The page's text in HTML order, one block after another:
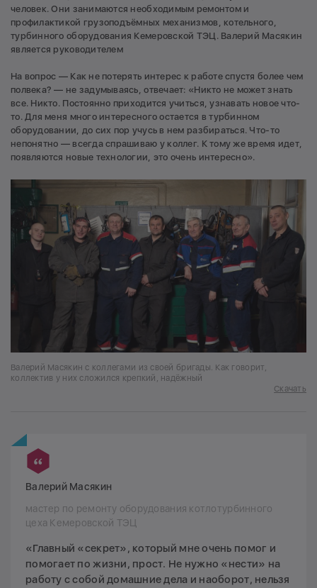
человек. Они занимаются необходимым ремонтом и
профилактикой грузоподъёмных механизмов, котельного,
турбинного оборудования Кемеровской ТЭЦ. Валерий Масякин
является руководителем
На вопрос — Как не потерять интерес к работе спустя более чем
полвека? — не задумываясь, отвечает: «Никто не может знать
все. Никто. Постоянно приходится учиться, узнавать новое что-
то. Для меня много интересного остается в турбинном
оборудовании, до сих пор учусь в нем разбираться. Что-то
непонятно — всегда спрашиваю у коллег. К тому же время идет,
появляются новые технологии, это очень интересно».
Валерий Масякин с коллегами из своей бригады. Как говорит,
коллектив у них сложился крепкий, надёжный
Скачать
Валерий Масякин
мастер по ремонту оборудования котлотурбинного
цеха Кемеровской ТЭЦ
«Главный «секрет», который мне очень помог и
помогает по жизни, прост. Не нужно «нести» на
работу с собой домашние дела и наоборот, нельзя